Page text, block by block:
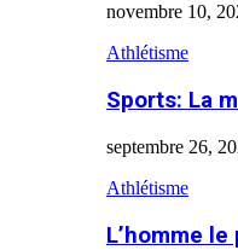
novembre 10,
Athlétisme
Sports: La
septembre 26,
Athlétisme
L’homme